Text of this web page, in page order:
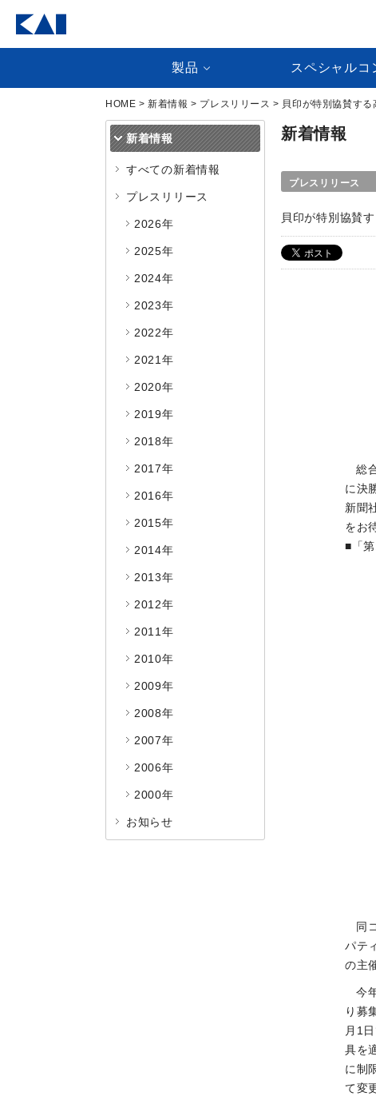
製品 スペシャルコ
HOME >新着情報 > プレスリリース > 貝印が特別協賛する
新着情報
プレスリリース
貝印が特別協賛
総
に決
新聞
をお
■「
同
パテ
の主
今
り募
月1
具を
に制
て変
新着情報
すべての新着情報
プレスリリース
2026年
2025年
2024年
2023年
2022年
2021年
2020年
2019年
2018年
2017年
2016年
2015年
2014年
2013年
2012年
2011年
2010年
2009年
2008年
2007年
2006年
2000年
お知らせ